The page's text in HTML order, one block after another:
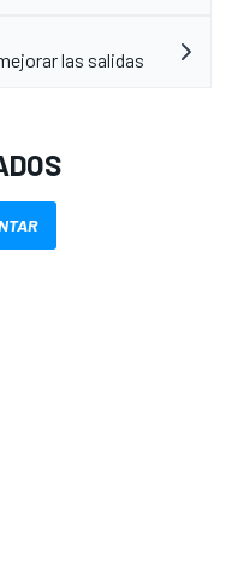
las salidas